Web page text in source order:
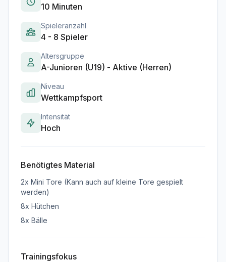
10 Minuten
Spieleranzahl
4 - 8 Spieler
Altersgruppe
A-Junioren (U19) - Aktive (Herren)
Niveau
Wettkampfsport
Intensität
Hoch
Benötigtes Material
2x Mini Tore (Kann auch auf kleine Tore gespielt
werden)
8x Hütchen
8x Bälle
Trainingsfokus